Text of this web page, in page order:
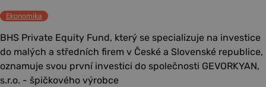
Ekonomika
BHS Private Equity Fund, který se specializuje na investice
do malých a středních firem v České a Slovenské republice,
oznamuje svou první investici do společnosti GEVORKYAN,
s.r.o. - špičkového výrobce